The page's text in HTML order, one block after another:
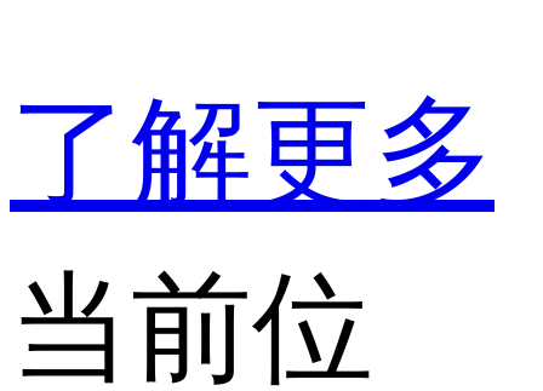
了解更多
当前位